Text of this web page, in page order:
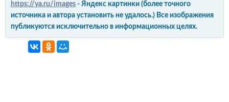
https://ya.ru/images - Яндекс картинки (более точного
источника и автора установить не удалось.) Все изображения
публикуются исключительно в информационных целях.